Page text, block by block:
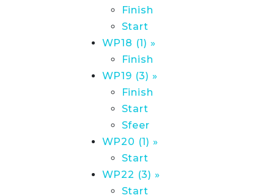
Finish
Start
WP18 (1) »
Finish
WP19 (3) »
Finish
Start
Sfeer
WP20 (1) »
Start
WP22 (3) »
Start